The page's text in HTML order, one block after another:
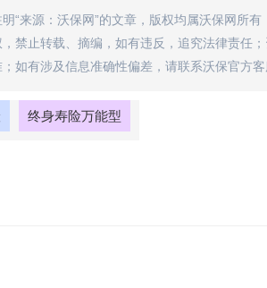
“来源：沃保网”的文章，版权均属沃保网所
禁止转载、摘编，如有违反，追究法律责任
如有涉及信息准确性偏差，请联系沃保官方
终身寿险万能型